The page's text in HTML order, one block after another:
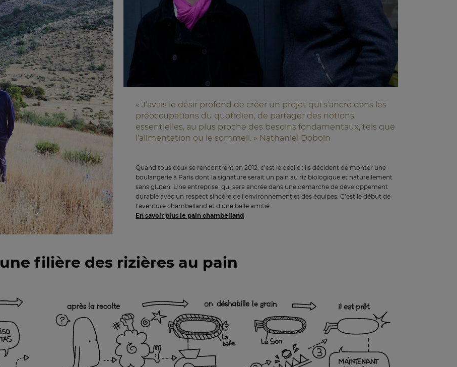
« J’avais le désir profond de créer un projet qui s’ancre dans les
préoccupations du quotidien, de partager des notions
essentielles, au plus proche des besoins fondamentaux, tels que
l’alimentation ou le sommeil. » Nathaniel Doboin
Quand tous deux se rencontrent en 2012, c’est le déclic : ils décident de monter une
boulangerie à Paris dont la signature serait un pain au riz biologique et naturellement
sans gluten. Une entreprise qui sera ancrée dans une démarche de développement
durable avec un respect sincère de l’environnement et des équipes. C’est le début de
l’aventure chambelland et d’une belle amitié.
En savoir plus le pain chambelland
une filière des rizières au pain